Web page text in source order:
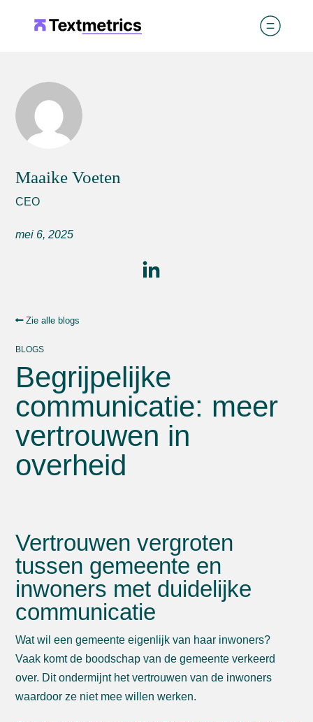
Maaike Voeten
CEO
mei 6, 2025
Zie alle blogs
BLOGS
Begrijpelijke
communicatie: meer
vertrouwen in
overheid
Vertrouwen vergroten
tussen gemeente en
inwoners met duidelijke
communicatie
Wat wil een gemeente eigenlijk van haar inwoners?
Vaak komt de boodschap van de gemeente verkeerd
over. Dit ondermijnt het vertrouwen van de inwoners
waardoor ze niet mee willen werken.